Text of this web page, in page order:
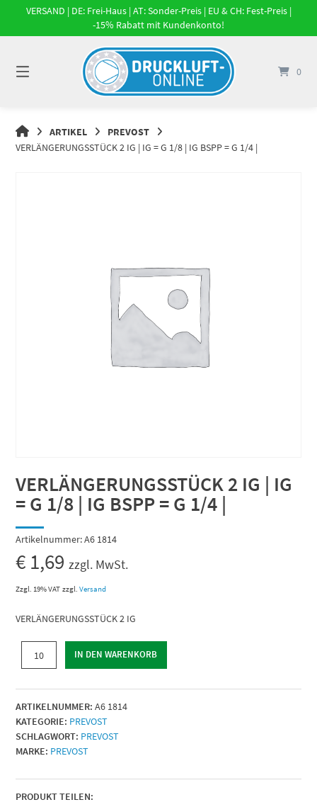
Springe
Inhalt
VERSAND | DE: Frei-Haus | AT: Sonder-Preis | EU & CH: Fest-Preis |
-15% Rabatt mit Kundenkonto!
0
DRUCKLUFT-
ONLINE
ARTIKEL
PREVOST
VERLÄNGERUNGSSTÜCK 2 IG | IG = G 1/8 | IG BSPP = G 1/4 |
VERLÄNGERUNGSSTÜCK 2 IG | IG
= G 1/8 | IG BSPP = G 1/4 |
Artikelnummer:A6 1814
€ 1,69 zzgl. MwSt.
Zzgl. 19% VAT zzgl.Versand
VERLÄNGERUNGSSTÜCK 2 IG
|
IG
=
G
1/8
IG
BSPP
IN DEN WARENKORB
ARTIKELNUMMER: A6 1814
KATEGORIE: PREVOST
SCHLAGWORT: PREVOST
MARKE: PREVOST
PRODUKT TEILEN: